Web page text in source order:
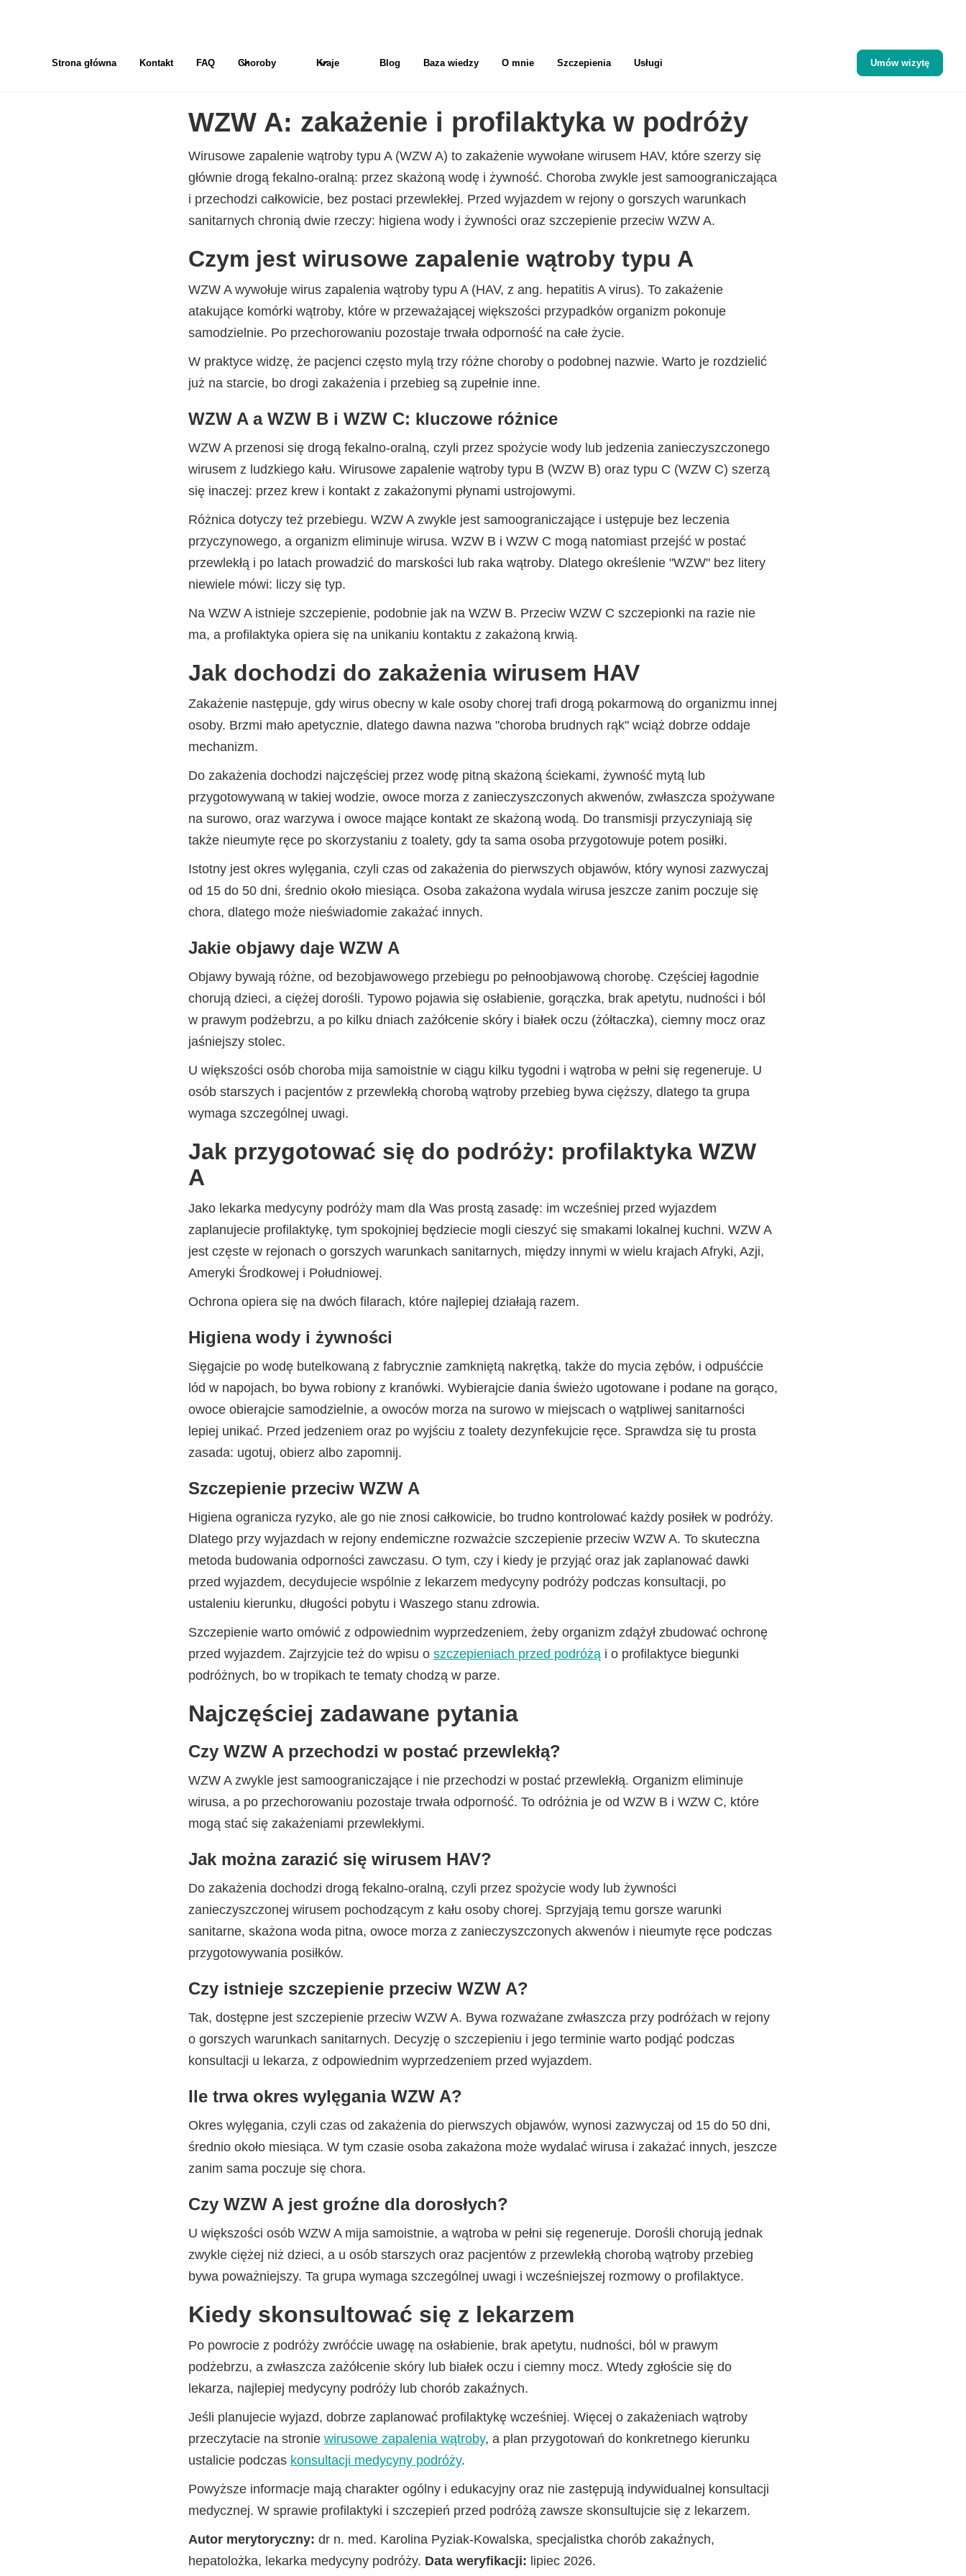
Strona główna Kontakt FAQ Choroby Kraje Blog Baza wiedzy O mnie Szczepienia Usługi Umów wizytę
WZW A: zakażenie i profilaktyka w podróży
Wirusowe zapalenie wątroby typu A (WZW A) to zakażenie wywołane wirusem HAV, które szerzy się
głównie drogą fekalno-oralną: przez skażoną wodę i żywność. Choroba zwykle jest samoograniczająca
i przechodzi całkowicie, bez postaci przewlekłej. Przed wyjazdem w rejony o gorszych warunkach
sanitarnych chronią dwie rzeczy: higiena wody i żywności oraz szczepienie przeciw WZW A.
Czym jest wirusowe zapalenie wątroby typu A
WZW A wywołuje wirus zapalenia wątroby typu A (HAV, z ang. hepatitis A virus). To zakażenie
atakujące komórki wątroby, które w przeważającej większości przypadków organizm pokonuje
samodzielnie. Po przechorowaniu pozostaje trwała odporność na całe życie.
W praktyce widzę, że pacjenci często mylą trzy różne choroby o podobnej nazwie. Warto je rozdzielić
już na starcie, bo drogi zakażenia i przebieg są zupełnie inne.
WZW A a WZW B i WZW C: kluczowe różnice
WZW A przenosi się drogą fekalno-oralną, czyli przez spożycie wody lub jedzenia zanieczyszczonego
wirusem z ludzkiego kału. Wirusowe zapalenie wątroby typu B (WZW B) oraz typu C (WZW C) szerzą
się inaczej: przez krew i kontakt z zakażonymi płynami ustrojowymi.
Różnica dotyczy też przebiegu. WZW A zwykle jest samoograniczające i ustępuje bez leczenia
przyczynowego, a organizm eliminuje wirusa. WZW B i WZW C mogą natomiast przejść w postać
przewlekłą i po latach prowadzić do marskości lub raka wątroby. Dlatego określenie "WZW" bez litery
niewiele mówi: liczy się typ.
Na WZW A istnieje szczepienie, podobnie jak na WZW B. Przeciw WZW C szczepionki na razie nie
ma, a profilaktyka opiera się na unikaniu kontaktu z zakażoną krwią.
Jak dochodzi do zakażenia wirusem HAV
Zakażenie następuje, gdy wirus obecny w kale osoby chorej trafi drogą pokarmową do organizmu innej
osoby. Brzmi mało apetycznie, dlatego dawna nazwa "choroba brudnych rąk" wciąż dobrze oddaje
mechanizm.
Do zakażenia dochodzi najczęściej przez wodę pitną skażoną ściekami, żywność mytą lub
przygotowywaną w takiej wodzie, owoce morza z zanieczyszczonych akwenów, zwłaszcza spożywane
na surowo, oraz warzywa i owoce mające kontakt ze skażoną wodą. Do transmisji przyczyniają się
także nieumyte ręce po skorzystaniu z toalety, gdy ta sama osoba przygotowuje potem posiłki.
Istotny jest okres wylęgania, czyli czas od zakażenia do pierwszych objawów, który wynosi zazwyczaj
od 15 do 50 dni, średnio około miesiąca. Osoba zakażona wydala wirusa jeszcze zanim poczuje się
chora, dlatego może nieświadomie zakażać innych.
Jakie objawy daje WZW A
Objawy bywają różne, od bezobjawowego przebiegu po pełnoobjawową chorobę. Częściej łagodnie
chorują dzieci, a ciężej dorośli. Typowo pojawia się osłabienie, gorączka, brak apetytu, nudności i ból
w prawym podżebrzu, a po kilku dniach zażółcenie skóry i białek oczu (żółtaczka), ciemny mocz oraz
jaśniejszy stolec.
U większości osób choroba mija samoistnie w ciągu kilku tygodni i wątroba w pełni się regeneruje. U
osób starszych i pacjentów z przewlekłą chorobą wątroby przebieg bywa cięższy, dlatego ta grupa
wymaga szczególnej uwagi.
Jak przygotować się do podróży: profilaktyka WZW
A
Jako lekarka medycyny podróży mam dla Was prostą zasadę: im wcześniej przed wyjazdem
zaplanujecie profilaktykę, tym spokojniej będziecie mogli cieszyć się smakami lokalnej kuchni. WZW A
jest częste w rejonach o gorszych warunkach sanitarnych, między innymi w wielu krajach Afryki, Azji,
Ameryki Środkowej i Południowej.
Ochrona opiera się na dwóch filarach, które najlepiej działają razem.
Higiena wody i żywności
Sięgajcie po wodę butelkowaną z fabrycznie zamkniętą nakrętką, także do mycia zębów, i odpuśćcie
lód w napojach, bo bywa robiony z kranówki. Wybierajcie dania świeżo ugotowane i podane na gorąco,
owoce obierajcie samodzielnie, a owoców morza na surowo w miejscach o wątpliwej sanitarności
lepiej unikać. Przed jedzeniem oraz po wyjściu z toalety dezynfekujcie ręce. Sprawdza się tu prosta
zasada: ugotuj, obierz albo zapomnij.
Szczepienie przeciw WZW A
Higiena ogranicza ryzyko, ale go nie znosi całkowicie, bo trudno kontrolować każdy posiłek w podróży.
Dlatego przy wyjazdach w rejony endemiczne rozważcie szczepienie przeciw WZW A. To skuteczna
metoda budowania odporności zawczasu. O tym, czy i kiedy je przyjąć oraz jak zaplanować dawki
przed wyjazdem, decydujecie wspólnie z lekarzem medycyny podróży podczas konsultacji, po
ustaleniu kierunku, długości pobytu i Waszego stanu zdrowia.
Szczepienie warto omówić z odpowiednim wyprzedzeniem, żeby organizm zdążył zbudować ochronę
przed wyjazdem. Zajrzyjcie też do wpisu o szczepieniach przed podróżą i o profilaktyce biegunki
podróżnych, bo w tropikach te tematy chodzą w parze.
Najczęściej zadawane pytania
Czy WZW A przechodzi w postać przewlekłą?
WZW A zwykle jest samoograniczające i nie przechodzi w postać przewlekłą. Organizm eliminuje
wirusa, a po przechorowaniu pozostaje trwała odporność. To odróżnia je od WZW B i WZW C, które
mogą stać się zakażeniami przewlekłymi.
Jak można zarazić się wirusem HAV?
Do zakażenia dochodzi drogą fekalno-oralną, czyli przez spożycie wody lub żywności
zanieczyszczonej wirusem pochodzącym z kału osoby chorej. Sprzyjają temu gorsze warunki
sanitarne, skażona woda pitna, owoce morza z zanieczyszczonych akwenów i nieumyte ręce podczas
przygotowywania posiłków.
Czy istnieje szczepienie przeciw WZW A?
Tak, dostępne jest szczepienie przeciw WZW A. Bywa rozważane zwłaszcza przy podróżach w rejony
o gorszych warunkach sanitarnych. Decyzję o szczepieniu i jego terminie warto podjąć podczas
konsultacji u lekarza, z odpowiednim wyprzedzeniem przed wyjazdem.
Ile trwa okres wylęgania WZW A?
Okres wylęgania, czyli czas od zakażenia do pierwszych objawów, wynosi zazwyczaj od 15 do 50 dni,
średnio około miesiąca. W tym czasie osoba zakażona może wydalać wirusa i zakażać innych, jeszcze
zanim sama poczuje się chora.
Czy WZW A jest groźne dla dorosłych?
U większości osób WZW A mija samoistnie, a wątroba w pełni się regeneruje. Dorośli chorują jednak
zwykle ciężej niż dzieci, a u osób starszych oraz pacjentów z przewlekłą chorobą wątroby przebieg
bywa poważniejszy. Ta grupa wymaga szczególnej uwagi i wcześniejszej rozmowy o profilaktyce.
Kiedy skonsultować się z lekarzem
Po powrocie z podróży zwróćcie uwagę na osłabienie, brak apetytu, nudności, ból w prawym
podżebrzu, a zwłaszcza zażółcenie skóry lub białek oczu i ciemny mocz. Wtedy zgłoście się do
lekarza, najlepiej medycyny podróży lub chorób zakaźnych.
Jeśli planujecie wyjazd, dobrze zaplanować profilaktykę wcześniej. Więcej o zakażeniach wątroby
przeczytacie na stronie wirusowe zapalenia wątroby, a plan przygotowań do konkretnego kierunku
ustalicie podczas konsultacji medycyny podróży.
Powyższe informacje mają charakter ogólny i edukacyjny oraz nie zastępują indywidualnej konsultacji
medycznej. W sprawie profilaktyki i szczepień przed podróżą zawsze skonsultujcie się z lekarzem.
Autor merytoryczny: dr n. med. Karolina Pyziak-Kowalska, specjalistka chorób zakaźnych,
hepatolożka, lekarka medycyny podróży. Data weryfikacji: lipiec 2026.